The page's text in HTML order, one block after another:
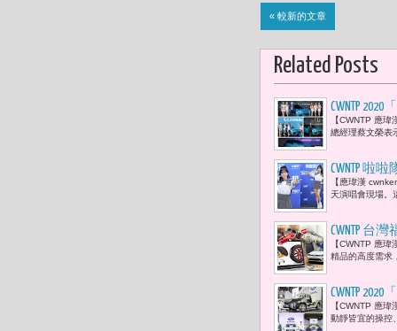
« 較新的文章
Related Posts
CWNTP
【CWNTP 應
總經理蔡文榮表
CWNTP 啦
【應瑋漢
天演唱會現場。
CWNTP 台
【CWNTP 應
精品的高度需求
CWNTP
【CWNTP 應
動靜皆宜的操控